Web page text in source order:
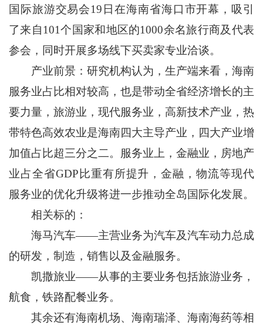
国际旅游交易会19日在海南省海口市开幕，吸引
了来自101个国家和地区的1000余名旅行商及代表
参会，同时开展多场线下买卖家专业洽谈。
产业前景：研究机构认为，生产端来看，海南
服务业占比相对较高，也是带动全省经济增长的主
要力量，旅游业，现代服务业，高新技术产业，热
带特色高效农业是海南四大主导产业，四大产业增
加值占比超三分之二。服务业上，金融业，房地产
业占全省GDP比重有所提升，金融，物流等现代
服务业的优化升级将进一步推动全岛国际化发展。
相关标的：
海马汽车——主营业务为汽车及汽车动力总成
的研发，制造，销售以及金融服务。
凯撒旅业——从事的主要业务包括旅游业务，
航食，铁路配餐业务。
其余还有海南机场、海南瑞泽、海南海药等相